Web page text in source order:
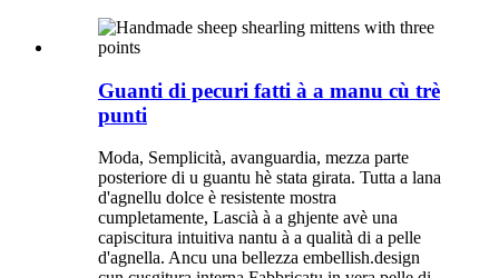
Guanti di pecuri fatti à a manu cù trè
punti
Moda, Semplicità, avanguardia, mezza parte
posteriore di u guantu hè stata girata. Tutta a lana
d'agnellu dolce è resistente mostra
cumpletamente, Lascià à a ghjente avè una
capiscitura intuitiva nantu à a qualità di a pelle
d'agnella. Ancu una bellezza embellish.design